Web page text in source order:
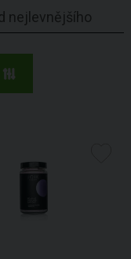
nejlevnějšího